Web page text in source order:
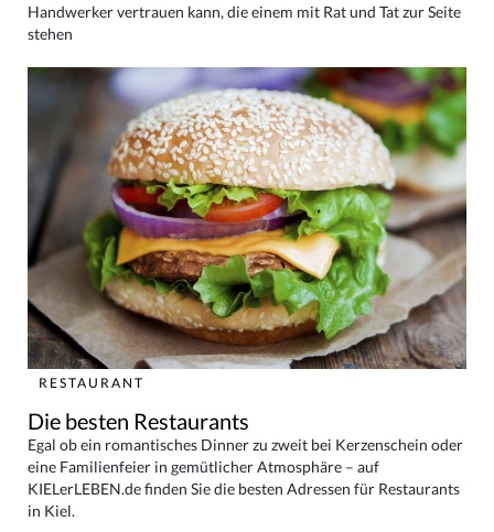
Handwerker vertrauen kann, die einem mit Rat und Tat zur Seite
stehen
RESTAURANT
Die besten Restaurants
Egal ob ein romantisches Dinner zu zweit bei Kerzenschein oder
eine Familienfeier in gemütlicher Atmosphäre – auf
KIELerLEBEN.de finden Sie die besten Adressen für Restaurants
in Kiel.